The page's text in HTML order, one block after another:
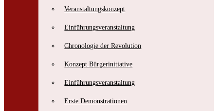
Veranstaltungskonzept
Einführungsveranstaltung
Chronologie der Revolution
Konzept Bürgerinitiative
Einführungsveranstaltung
Erste Demonstrationen